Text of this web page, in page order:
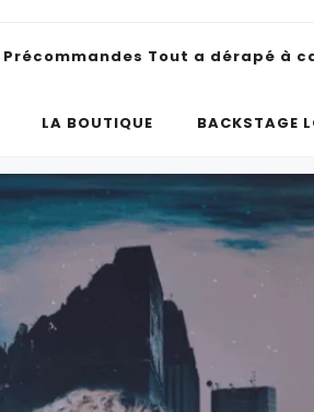
Précommandes Tout a dérapé à
LA BOUTIQUE BACKSTAGE